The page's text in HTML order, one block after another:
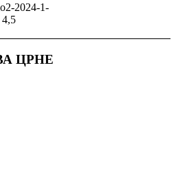
2024-1-
ЦРНЕ